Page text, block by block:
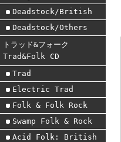
Deadstock/British
Deadstock/Others
トラッド&フォーク
Trad&Folk CD
Trad
Electric Trad
Folk & Folk Rock
Swamp Folk & Rock
Acid Folk: British